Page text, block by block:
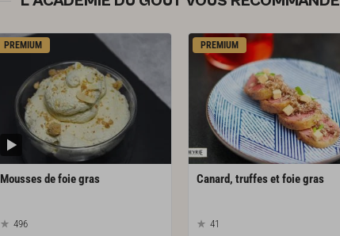
PREMIUM
Moussesdefoiegras
496
PREMIUM
Canard, truffesetfoiegras
41